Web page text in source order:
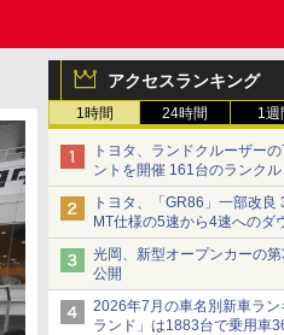
アクセスランキング
1時間 24時間 1週
トヨタ、ランドクルーザー
ントを開催 161台のランク
トヨタ、「GR86」一部改良
MT仕様の5速から4速へのダ
作性向上など
光岡、新型オープンカーの
公開
2026年7月の車名別新車ラ
ランド」は1883台で乗用車